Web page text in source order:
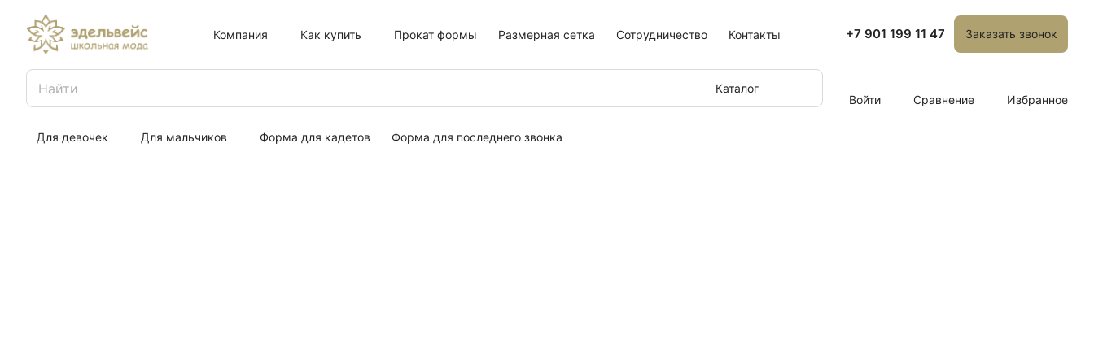
Компания Как купить Прокат формы Размерная сетка Сотрудничество Контакты +7 901 199 11 47 Заказать звонок
Каталог
Войти
Сравнение Избранное
Для девочек Для мальчиков Форма для кадетов Форма для последнего звонка